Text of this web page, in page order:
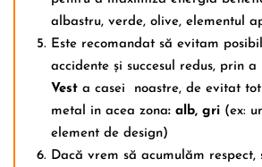
albastru, verde, olive, elementul
Este recomandat să evitam
accidente și succesul redus, prin a
Vest a casei noastre, de evitat
metal in acea zona: alb, gri (ex:
element de design)
Dacă vrem să acumulăm